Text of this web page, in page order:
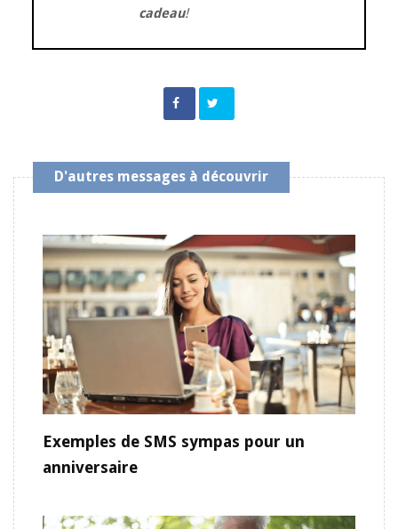
cadeau!
D'autres messages à découvrir
Exemples de SMS sympas pour un
anniversaire